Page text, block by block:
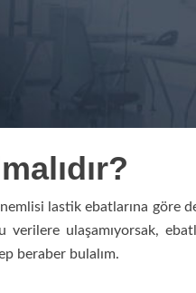
lastik ebatlarına göre
verilere ulaşamıyorsak,
beraber bulalım.